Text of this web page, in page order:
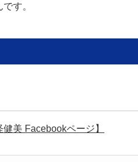
す。
健美 Facebookページ】